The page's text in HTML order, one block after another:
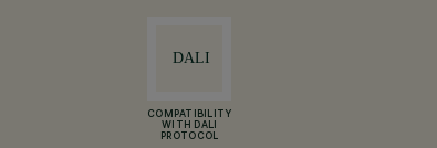
COMPATIBILITY
WITH DALI
PROTOCOL